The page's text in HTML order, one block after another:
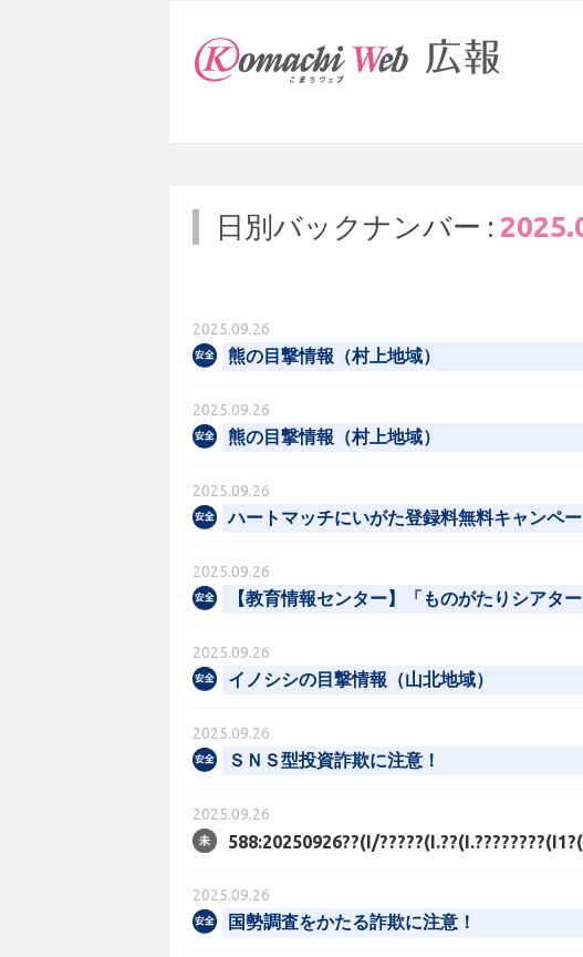
日別バックナンバー :
2025.09.26
熊の目撃情報（村上地域）
2025.09.26
熊の目撃情報（村上地域）
2025.09.26
ハートマッチにいがた登録料無料キャンペー
2025.09.26
【教育情報センター】「ものがたりシアタ
2025.09.26
イノシシの目撃情報（山北地域）
2025.09.26
ＳＮＳ型投資詐欺に注意！
2025.09.26
588:20250926??(I/
2025.09.26
国勢調査をかたる詐欺に注意！